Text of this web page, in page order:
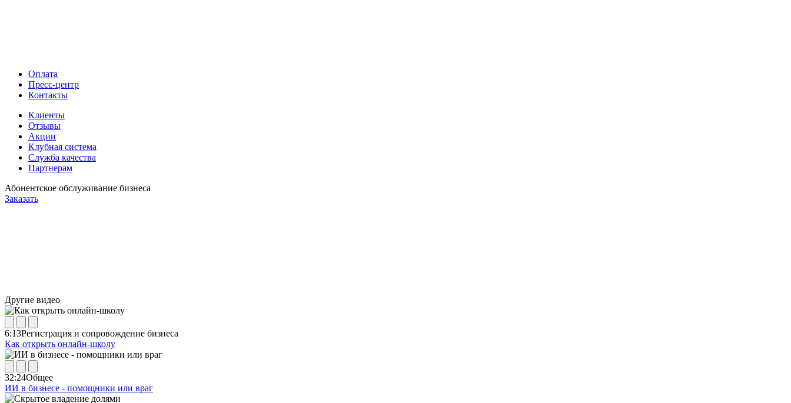
Оплата
Пресс-центр
Контакты
Клиенты
Отзывы
Акции
Клубная система
Служба качества
Партнерам
Абонентское обслуживание бизнеса
Заказать
Другие видео
6:13Регистрация и сопровождение бизнеса
Как открыть онлайн-школу
32:24Общее
ИИ в бизнесе - помощники или враг